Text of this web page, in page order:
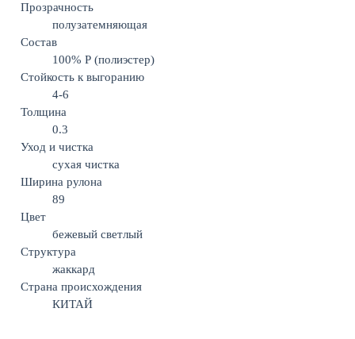
Прозрачность
полузатемняющая
Состав
100% Р (полиэстер)
Стойкость к выгоранию
4-6
Толщина
0.3
Уход и чистка
сухая чистка
Ширина рулона
89
Цвет
бежевый светлый
Структура
жаккард
Страна происхождения
КИТАЙ